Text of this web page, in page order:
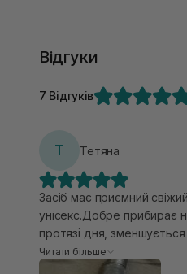
Відгуки
7 Відгуків
Т Тетяна
Засіб має приємний
унісекс.Добре прибирає
протязі дня,
дозатор у форматі
гігієнічно.Дія
Читати більше